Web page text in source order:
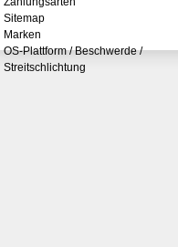
Sitemap
Marken
OS-Plattform / Beschwerde /
Streitschlichtung